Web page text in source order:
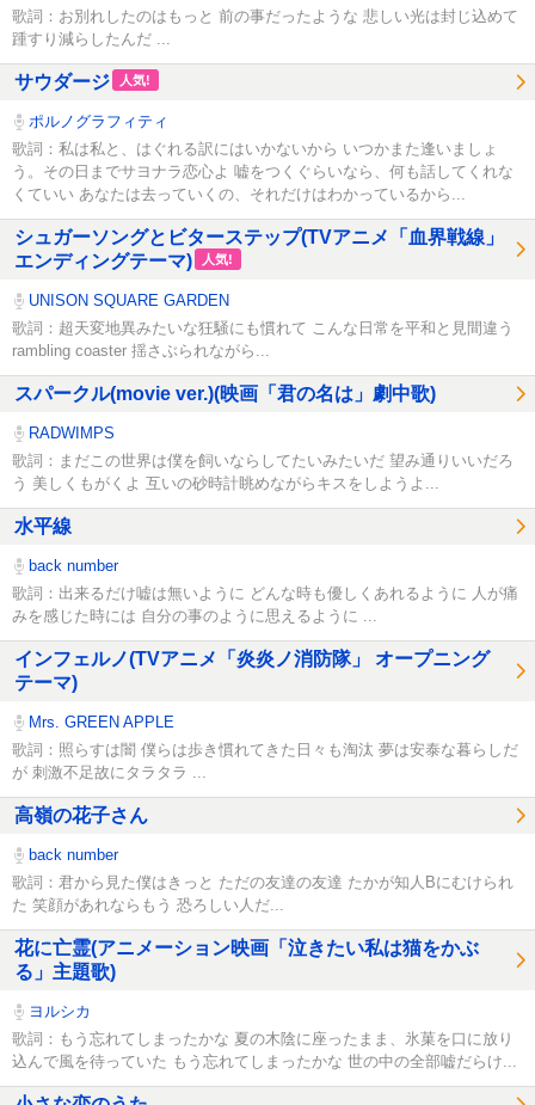
歌詞：お別れしたのはもっと 前の事だったような 悲しい光は封じ込めて
踵すり減らしたんだ ...
サウダージ 人気!
ポルノグラフィティ
歌詞：私は私と、はぐれる訳にはいかないから いつかまた逢いましょ
う。その日までサヨナラ恋心よ 嘘をつくぐらいなら、何も話してくれな
くていい あなたは去っていくの、それだけはわかっているから...
シュガーソングとビターステップ(TVアニメ「血界戦線」
エンディングテーマ)
人気!
UNISON SQUARE GARDEN
歌詞：超天変地異みたいな狂騒にも慣れて こんな日常を平和と見間違う
rambling coaster 揺さぶられながら...
スパークル(movie ver.)(映画「君の名は」劇中歌)
RADWIMPS
歌詞：まだこの世界は僕を飼いならしてたいみたいだ 望み通りいいだろ
う 美しくもがくよ 互いの砂時計眺めながらキスをしようよ...
水平線
back number
歌詞：出来るだけ嘘は無いように どんな時も優しくあれるように 人が痛
みを感じた時には 自分の事のように思えるように ...
インフェルノ(TVアニメ「炎炎ノ消防隊」 オープニング
テーマ)
Mrs. GREEN APPLE
歌詞：照らすは闇 僕らは歩き慣れてきた日々も淘汰 夢は安泰な暮らしだ
が 刺激不足故にタラタラ ...
高嶺の花子さん
back number
歌詞：君から見た僕はきっと ただの友達の友達 たかが知人Bにむけられ
た 笑顔があれならもう 恐ろしい人だ...
花に亡霊(アニメーション映画「泣きたい私は猫をかぶ
る」主題歌)
ヨルシカ
歌詞：もう忘れてしまったかな 夏の木陰に座ったまま、氷菓を口に放り
込んで風を待っていた もう忘れてしまったかな 世の中の全部嘘だらけ...